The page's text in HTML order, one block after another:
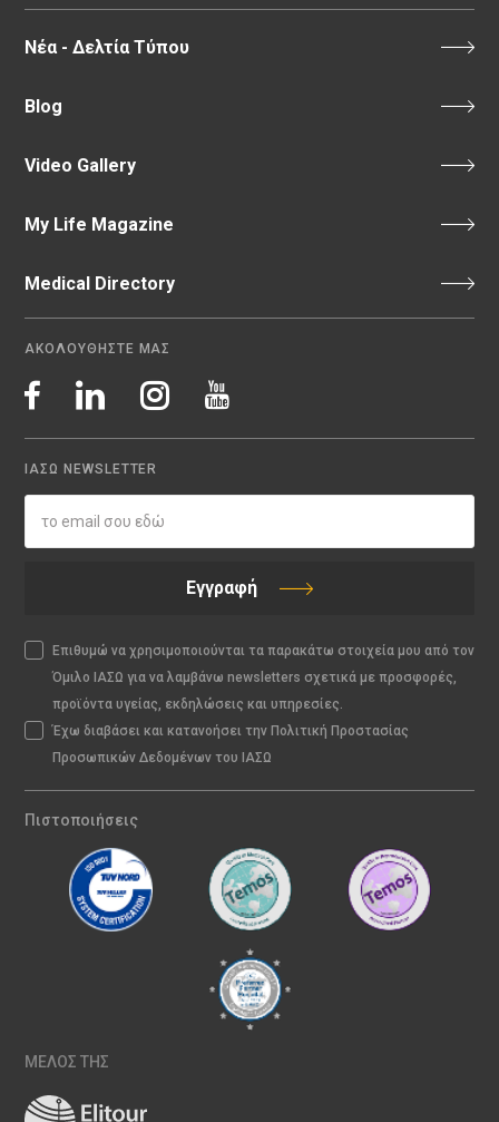
Νέα - Δελτία Τύπου
Blog
Video Gallery
My Life Magazine
Medical Directory
ΑΚΟΛΟΥΘΗΣΤΕ ΜΑΣ
ΙΑΣΩ NEWSLETTER
Εγγραφή
Επιθυμώ να χρησιμοποιούνται τα παρακάτω στοιχεία μου από τον
Όμιλο ΙΑΣΩ για να λαμβάνω newsletters σχετικά με προσφορές,
προϊόντα υγείας, εκδηλώσεις και υπηρεσίες.
Έχω διαβάσει και κατανοήσει την Πολιτική Προστασίας
Προσωπικών Δεδομένων του ΙΑΣΩ
Πιστοποιήσεις
ΜΕΛΟΣ ΤΗΣ